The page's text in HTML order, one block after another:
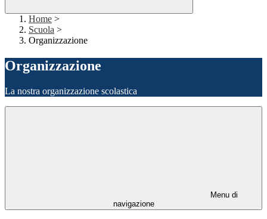
Home >
Scuola >
Organizzazione
Organizzazione
La nostra organizzazione scolastica
Menu di
navigazione